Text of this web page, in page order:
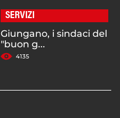
SERVIZI
Giungano, i sindaci del
"buon g...
4135